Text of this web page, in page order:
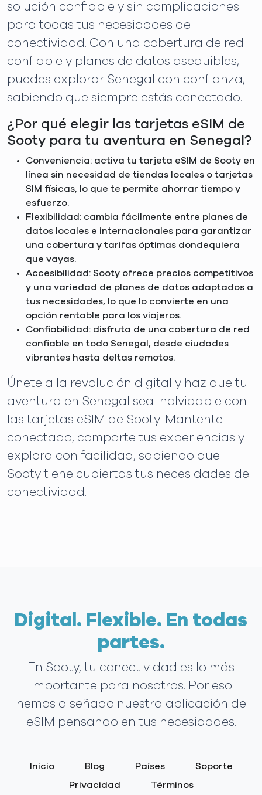
solución confiable y sin complicaciones
para todas tus necesidades de
conectividad. Con una cobertura de red
confiable y planes de datos asequibles,
puedes explorar Senegal con confianza,
sabiendo que siempre estás conectado.
¿Por qué elegir las tarjetas eSIM de
Sooty para tu aventura en Senegal?
Conveniencia: activa tu tarjeta eSIM de Sooty en
línea sin necesidad de tiendas locales o tarjetas
SIM físicas, lo que te permite ahorrar tiempo y
esfuerzo.
Flexibilidad: cambia fácilmente entre planes de
datos locales e internacionales para garantizar
una cobertura y tarifas óptimas dondequiera
que vayas.
Accesibilidad: Sooty ofrece precios competitivos
y una variedad de planes de datos adaptados a
tus necesidades, lo que lo convierte en una
opción rentable para los viajeros.
Confiabilidad: disfruta de una cobertura de red
confiable en todo Senegal, desde ciudades
vibrantes hasta deltas remotos.
Únete a la revolución digital y haz que tu
aventura en Senegal sea inolvidable con
las tarjetas eSIM de Sooty. Mantente
conectado, comparte tus experiencias y
explora con facilidad, sabiendo que
Sooty tiene cubiertas tus necesidades de
conectividad.
Digital. Flexible. En todas
partes.
En Sooty, tu conectividad es lo más
importante para nosotros. Por eso
hemos diseñado nuestra aplicación de
eSIM pensando en tus necesidades.
Inicio Blog Países
Soporte
Privacidad
Términos